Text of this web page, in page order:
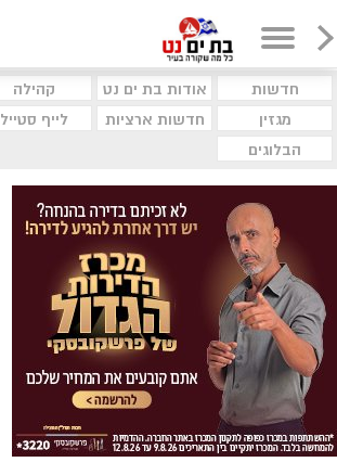
חדשות אודות בת ים נט קהילה
מגזין
חדשות ארציות לייף סטייל
הבלוגים